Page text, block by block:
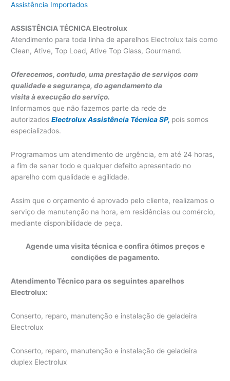
Assistência Importados
ASSISTÊNCIA TÉCNICA Electrolux
Atendimento para toda linha de aparelhos Electrolux tais como
Clean, Ative, Top Load, Ative Top Glass, Gourmand.
Oferecemos, contudo, uma prestação de serviços com
qualidade e segurança, do agendamento da
visita à execução do serviço.
Informamos que não fazemos parte da rede de
autorizadosElectrolux Assistência Técnica SP, pois somos
especializados.
Programamos um atendimento de urgência, em até 24 horas,
a fim de sanar todo e qualquer defeito apresentado no
aparelho com qualidade e agilidade.
Assim que o orçamento é aprovado pelo cliente, realizamos o
serviço de manutenção na hora, em residências ou comércio,
mediante disponibilidade de peça.
Agende uma visita técnica e confira ótimos preços e
condições de pagamento.
Atendimento Técnico para os seguintes aparelhos
Electrolux:
Conserto, reparo, manutenção e instalação de geladeira
Electrolux
Conserto, reparo, manutenção e instalação de geladeira
duplex Electrolux